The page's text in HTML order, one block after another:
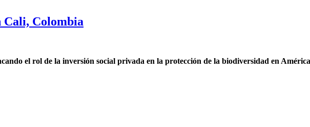
Cali, Colombia
el rol de la inversión social privada en la protección de la biodiversidad en